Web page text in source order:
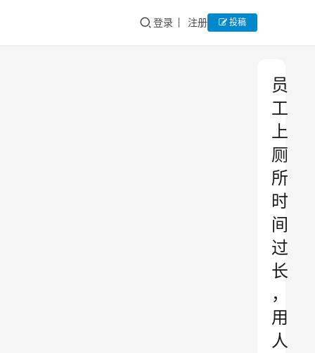
登录 注册 投稿
员
工
上
厕
所
时
间
过
长
，
用
人